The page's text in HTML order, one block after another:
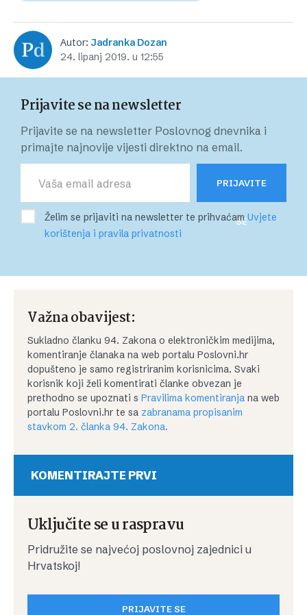
Autor: Jadranka Dozan
24. lipanj 2019. u 12:55
Prijavite se na newsletter
Prijavite se na newsletter Poslovnog dnevnika i
primajte najnovije vijesti direktno na email.
PRIJAVITE
SE
Želim se prijaviti na newsletter te prihvaćamUvjete
korištenja i pravila privatnosti
Važna obavijest:
Sukladno članku 94. Zakona o elektroničkim medijima,
komentiranje članaka na web portalu Poslovni.hr
dopušteno je samo registriranim korisnicima. Svaki
korisnik koji želi komentirati članke obvezan je
prethodno se upoznati s Pravilima komentiranja na web
portalu Poslovni.hr te sa zabranama propisanim
stavkom 2. članka 94. Zakona.
KOMENTIRAJTE PRVI
Uključite se u raspravu
Pridružite se najvećoj poslovnoj zajednici u
Hrvatskoj!
PRIJAVITE SE